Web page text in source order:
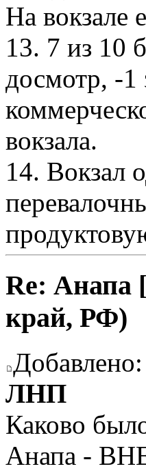
На
13. 7 из 10
досмотр, -1
вокзала.
14. Вокзал
Re: Анапа
край, РФ)
Добавлено:
ЛНП
Каково
Анапа -